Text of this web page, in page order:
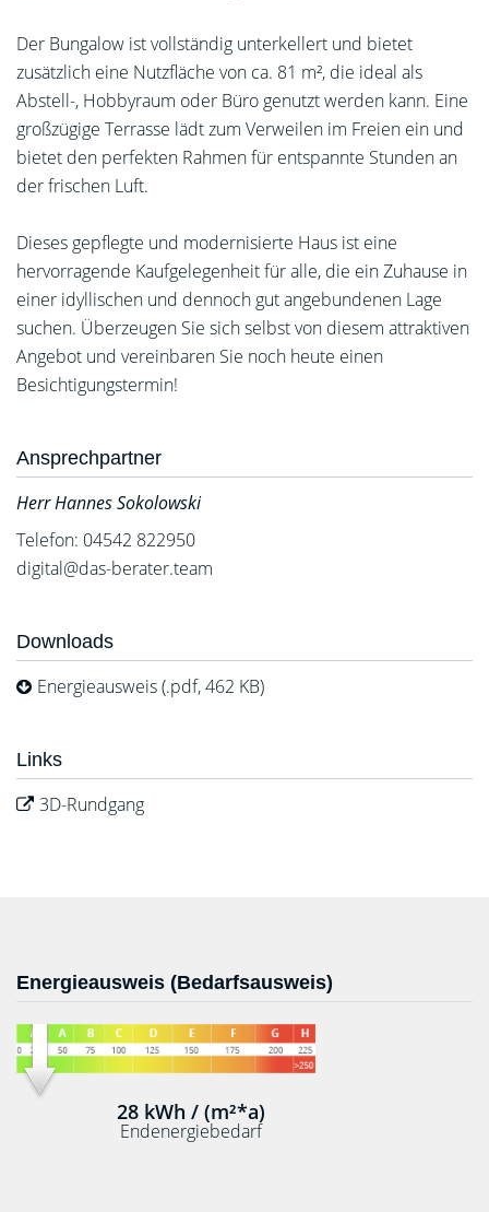
Der Bungalow ist vollständig unterkellert und bietet
zusätzlich eine Nutzfläche von ca. 81 m², die ideal als
Abstell-, Hobbyraum oder Büro genutzt werden kann. Eine
großzügige Terrasse lädt zum Verweilen im Freien ein und
bietet den perfekten Rahmen für entspannte Stunden an
der frischen Luft.
Dieses gepflegte und modernisierte Haus ist eine
hervorragende Kaufgelegenheit für alle, die ein Zuhause in
einer idyllischen und dennoch gut angebundenen Lage
suchen. Überzeugen Sie sich selbst von diesem attraktiven
Angebot und vereinbaren Sie noch heute einen
Besichtigungstermin!
Ansprechpartner
Herr Hannes Sokolowski
Telefon: 04542 822950
digital@das-berater.team
Downloads
Energieausweis (.pdf, 462 KB)
Links
3D-Rundgang
Energieausweis (Bedarfsausweis)
28 kWh / (m²*a)
Endenergiebedarf